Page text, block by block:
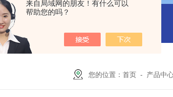
来自局域网的朋友！有什么可以
帮助您的吗？
SCS-18米120吨温岭装一台16米100吨地磅多少
您的位置：首页 - 产品中